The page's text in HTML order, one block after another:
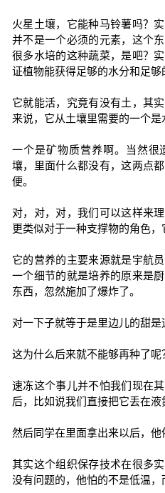
火星土壤，它能种马铃薯吗？
并不是一个必须的元素，这个
很多水培的这种蔬菜，是吧？
证植物能获得足够的水分和足够
它就能活，究竟有没有土，其
来说，它从土壤里需要的一个是
一个是矿物质营养啊。当然很
壤，里面什么都没有，这两点
便。
对，对，对，我们可以这样来
更类似对于一种支撑物的角色，
它的营养的主要来源就是宇航
一个细节的就是培养的原来是
东西，忽然施加了爆炸了。
对一下子就等于是里边儿的甜是
这为什么后来就不能够再种了呢
速冻这个事儿并不怕我们现在
后，比如说我们直接把它丢在液
然后同学在里面拿出来以后，他
其实这个组织保存技术在很多
没有问题的，他怕的不是低温，